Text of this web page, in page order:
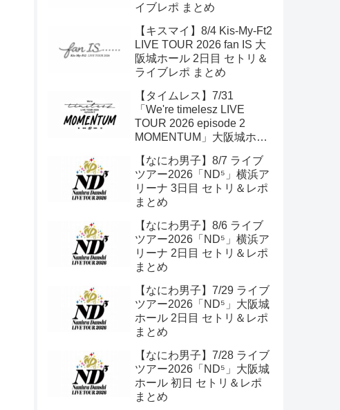
イブレポ まとめ
【キスマイ】8/4 Kis-My-Ft2
LIVE TOUR 2026 fan IS 大
阪城ホール 2日目 セトリ＆
ライブレポ まとめ
【タイムレス】7/31
「We're timelesz LIVE
TOUR 2026 episode 2
MOMENTUM」大阪城ホー
【なにわ男子】8/7 ライブ
ツアー2026「ND⁵」横浜ア
リーナ 3日目 セトリ＆レポ
まとめ
【なにわ男子】8/6 ライブ
ツアー2026「ND⁵」横浜ア
リーナ 2日目 セトリ＆レポ
まとめ
【なにわ男子】7/29 ライブ
ツアー2026「ND⁵」大阪城
ホール 2日目 セトリ＆レポ
まとめ
【なにわ男子】7/28 ライブ
ツアー2026「ND⁵」大阪城
ホール 初日 セトリ＆レポ
まとめ